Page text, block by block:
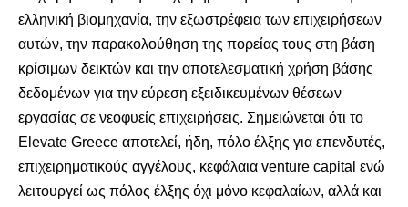
ελληνική βιομηχανία, την εξωστρέφεια των επιχειρήσεων
αυτών, την παρακολούθηση της πορείας τους στη βάση
κρίσιμων δεικτών και την αποτελεσματική χρήση βάσης
δεδομένων για την εύρεση εξειδικευμένων θέσεων
εργασίας σε νεοφυείς επιχειρήσεις. Σημειώνεται ότι το
Elevate Greece αποτελεί, ήδη, πόλο έλξης για επενδυτές,
επιχειρηματικούς αγγέλους, κεφάλαια venture capital ενώ
λειτουργεί ως πόλος έλξης όχι μόνο κεφαλαίων, αλλά και